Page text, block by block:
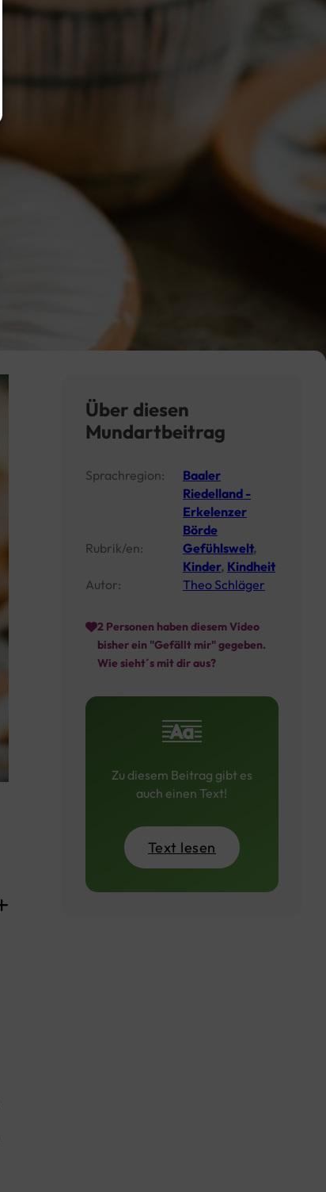
Über diesen
Mundartbeitrag
Sprachregion:
Baaler
Riedelland -
Erkelenzer
Börde
Rubrik/en:
Gefühlswelt,
Kinder, Kindheit
Autor:
Theo Schläger
2Personen haben diesem Video
bisher ein "Gefällt mir" gegeben.
Wie sieht´s mit dir aus?
Zu diesem Beitrag gibt es
auch einen Text!
Text lesen